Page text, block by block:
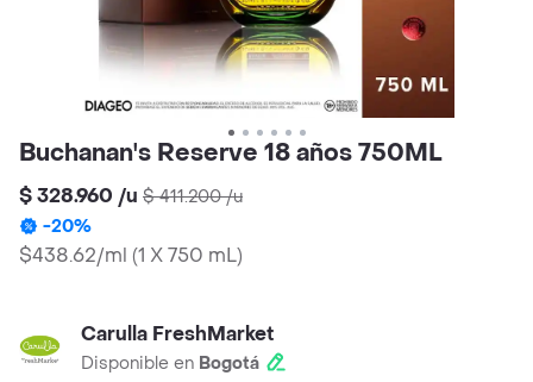
Buchanan's Reserve 18 años 750ML
$ 328.960 /u $ 411.200/u
-20%
$438.62/ml (1 X 750 mL)
Carulla FreshMarket
Disponible en Bogotá